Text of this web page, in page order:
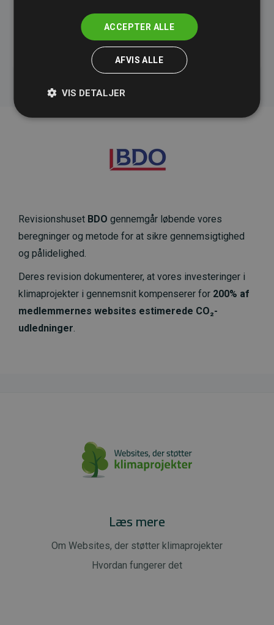
initiativet Websites, der støtter klimaprojekter
Revisionshuset BDO gennemgår løbende vores
beregninger og metode for at sikre gennemsigtighed
og pålidelighed.
Deres revision dokumenterer, at vores investeringer i
klimaprojekter i gennemsnit kompenserer for 200% af
medlemmernes websites estimerede CO₂-
udledninger.
Læs mere
Om Websites, der støtter klimaprojekter
Hvordan fungerer det
ACCEPTER ALLE
AFVIS ALLE
VIS DETALJER